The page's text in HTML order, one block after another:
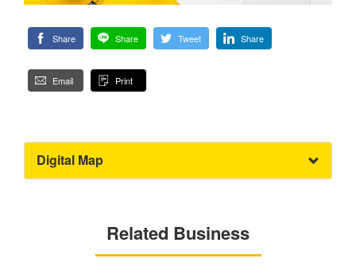
Share Share Tweet Share
Email Print
Digital Map
Related Business